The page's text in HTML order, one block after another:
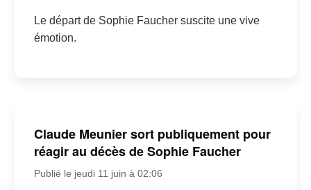
Le départ de Sophie Faucher suscite une vive
émotion.
Claude Meunier sort publiquement pour
réagir au décès de Sophie Faucher
Publié le jeudi 11 juin à 02:06